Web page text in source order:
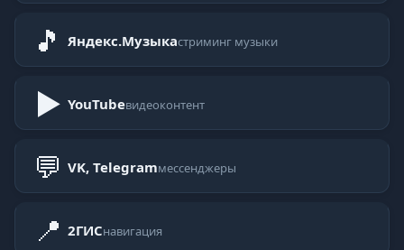
🎵 Яндекс.Музыкастриминг музыки
▶ YouTubeвидеоконтент
💬 VK, Telegramмессенджеры
📍 2ГИСнавигация